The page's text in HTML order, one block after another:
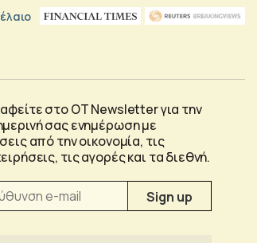
στο OT Newsletter για την
σας ενημέρωση με
από την οικονομία, τις
τις αγορές και τα διεθνή.